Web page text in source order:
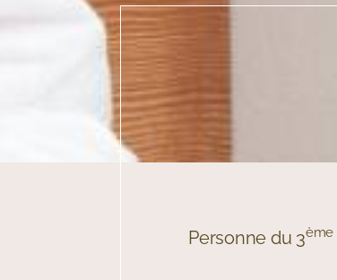
Personne du 3ème